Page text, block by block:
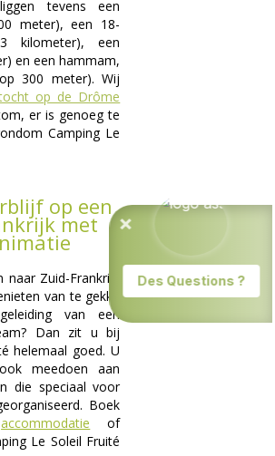
tevens een
meter), een 18-
kilometer), een
en een hammam,
300 meter). Wij
op de Drôme
er is genoeg te
Camping Le
op een
met
Zuid-Frankrijk
van te gekke
van een
Dan zit u bij
helemaal goed. U
meedoen aan
die speciaal voor
Boek
accommodatie of
Le Soleil Fruité